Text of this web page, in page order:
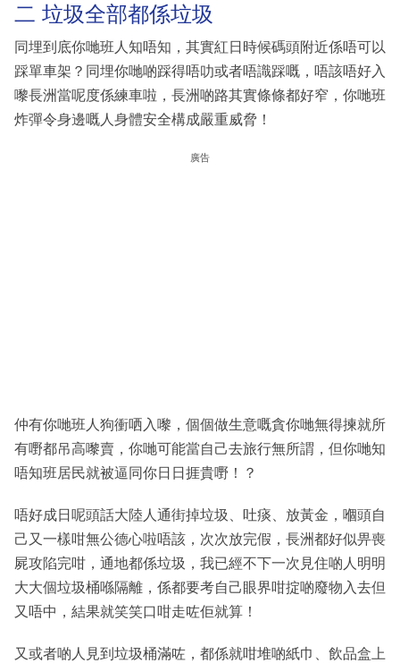
二 垃圾全部都係垃圾
同埋到底你哋班人知唔知，其實紅日時候碼頭附近係唔可以
踩單車架？同埋你哋啲踩得唔叻或者唔識踩嘅，唔該唔好入
嚟長洲當呢度係練車啦，長洲啲路其實條條都好窄，你哋班
炸彈令身邊嘅人身體安全構成嚴重威脅！
廣告
仲有你哋班人狗衝哂入嚟，個個做生意嘅貪你哋無得揀就所
有嘢都吊高嚟賣，你哋可能當自己去旅行無所謂，但你哋知
唔知班居民就被逼同你日日捱貴嘢！？
唔好成日呢頭話大陸人通街掉垃圾、吐痰、放黃金，嗰頭自
己又一樣咁無公德心啦唔該，次次放完假，長洲都好似畀喪
屍攻陷完咁，通地都係垃圾，我已經不下一次見住啲人明明
大大個垃圾桶喺隔離，係都要考自己眼界咁掟啲廢物入去但
又唔中，結果就笑笑口咁走咗佢就算！
又或者啲人見到垃圾桶滿咗，都係就咁堆啲紙巾、飲品盒上